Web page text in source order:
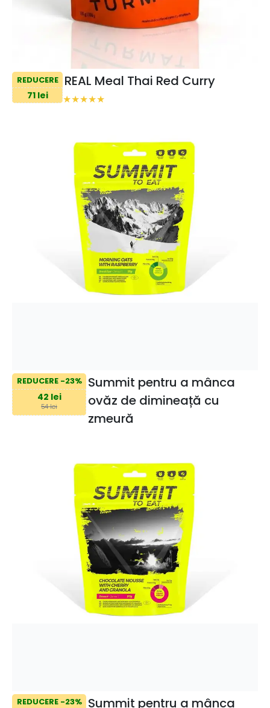
REDUCERE
71 lei
REAL Meal Thai Red Curry
REDUCERE -23%
42 lei
54 lei
Summit pentru a mânca
ovăz de dimineață cu
zmeură
REDUCERE -23% Summit pentru a mânca